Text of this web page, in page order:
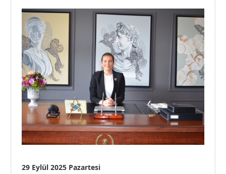
29 Eylül 2025 Pazartesi